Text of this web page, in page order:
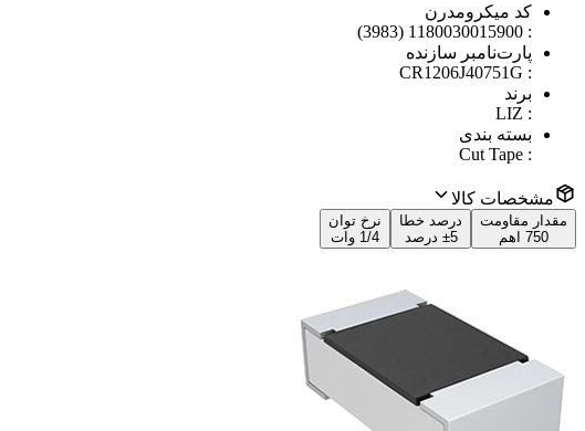
کد میکرومدرن
:
1180030015900 (3983)
پارت‌نامبر سازنده
:
CR1206J40751G
برند
:
LIZ
بسته بندی
:
Cut Tape
مشخصات کالا
مقدار مقاومت
750 اهم
درصد خطا
±5 درصد
نرخ توان
1/4 وات